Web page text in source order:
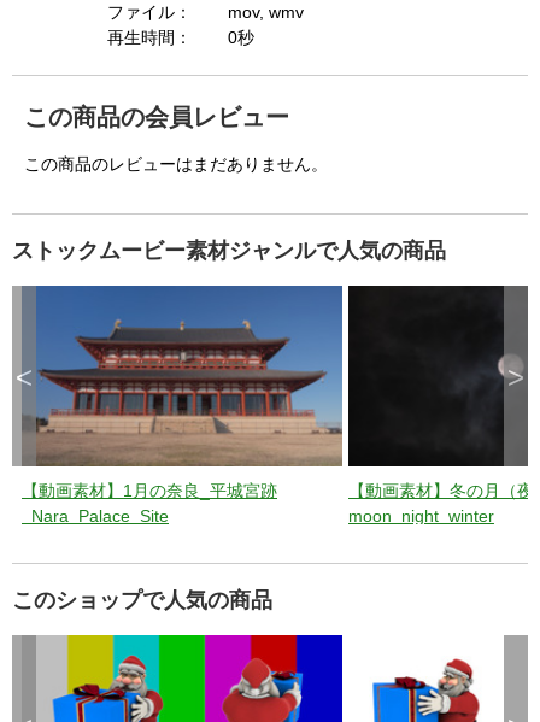
ファイル：
mov, wmv
再生時間：
0秒
この商品の会員レビュー
この商品のレビューはまだありません。
ストックムービー素材ジャンルで人気の商品
【動画素材】1月の奈良_平城宮跡
_Nara_Palace_Site
【動画素材】冬の月（夜
moon_night_winter
< >
このショップで人気の商品